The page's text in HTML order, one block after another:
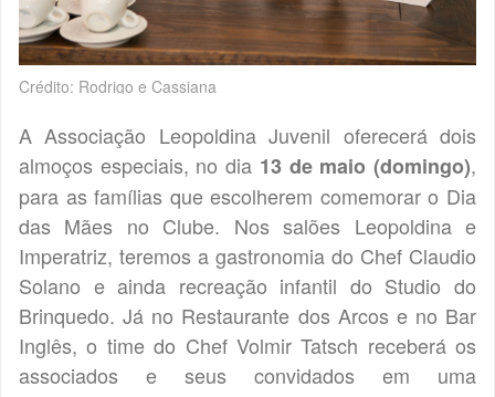
Crédito: Rodrigo e Cassiana
A Associação Leopoldina Juvenil oferecerá dois
almoços especiais, no dia 13 de maio (domingo),
para as famílias que escolherem comemorar o Dia
das Mães no Clube. Nos salões Leopoldina e
Imperatriz, teremos a gastronomia do Chef Claudio
Solano e ainda recreação infantil do Studio do
Brinquedo. Já no Restaurante dos Arcos e no Bar
Inglês, o time do Chef Volmir Tatsch receberá os
associados e seus convidados em uma